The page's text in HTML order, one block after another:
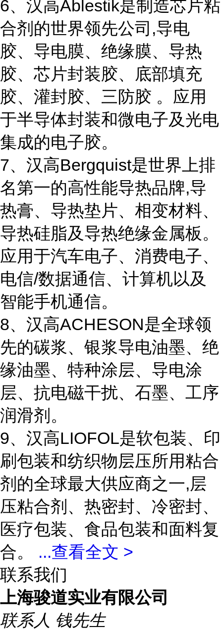
6、汉高Ablestik是制造芯片粘
合剂的世界领先公司,导电
胶、导电膜、绝缘膜、导热
胶、芯片封装胶、底部填充
胶、灌封胶、三防胶 。应用
于半导体封装和微电子及光电
集成的电子胶。
7、汉高Bergquist是世界上排
名第一的高性能导热品牌,导
热膏、导热垫片、相变材料、
导热硅脂及导热绝缘金属板。
应用于汽车电子、消费电子、
电信/数据通信、计算机以及
智能手机通信。
8、汉高ACHESON是全球领
先的碳浆、银浆导电油墨、绝
缘油墨、特种涂层、导电涂
层、抗电磁干扰、石墨、工序
润滑剂。
9、汉高LIOFOL是软包装、印
刷包装和纺织物层压所用粘合
剂的全球最大供应商之一,层
压粘合剂、热密封、冷密封、
医疗包装、食品包装和面料复
合。 ...查看全文 >
联系我们
上海骏道实业有限公司
联系人 钱先生